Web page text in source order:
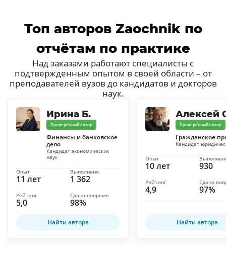
Топ авторов Zaochnik по
отчётам по практике
Над заказами работают специалисты с
подтвержденным опытом в своей области – от
преподавателей вузов до кандидатов и докторов
наук.
Ирина Б.
Проверенный автор
Финансы и банковское
дело
Кандидат экономических
наук
11 лет
Опыт
1 362
Выполнено
5,0
Рейтинг
98%
Сдано вовремя
Найти автора
Алексей
Проверенный автор
Гражданское
Кандидат
10 лет
Опыт
930
4,9
Рейтинг
97%
Сдано
Найти автора